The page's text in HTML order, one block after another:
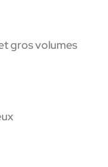
gros volumes